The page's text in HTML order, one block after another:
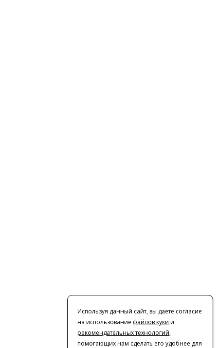
Используя данный сайт, вы даете согласие
на использование файлов куки и
рекомендательных технологий,
помогающих нам сделать его удобнее для